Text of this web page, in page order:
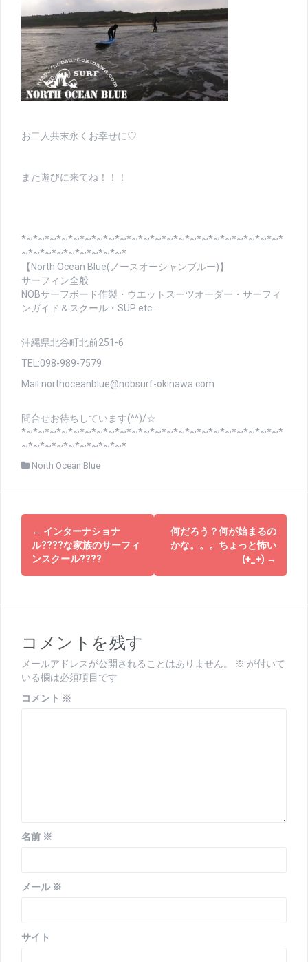
お二人共末永くお幸せに♡
また遊びに来てね！！！
*~*~*~*~*~*~*~*~*~*~*~*~*~*~*~*~*~*~*~*~*~*~*
~*~*~*~*~*~*~*~*~*
【North Ocean Blue(ノースオーシャンブルー)】
サーフィン全般
NOBサーフボード作製・ウエットスーツオーダー・サーフィ
ンガイド＆スクール・SUP etc…
沖縄県北谷町北前251-6
TEL:098-989-7579
Mail:northoceanblue@nobsurf-okinawa.com
問合せお待ちしています(^^)/☆
*~*~*~*~*~*~*~*~*~*~*~*~*~*~*~*~*~*~*~*~*~*~*
~*~*~*~*~*~*~*~*~*
North Ocean Blue
投
稿
ナ
ー
シ
ョ
← インターナショナ
ル????な家族のサーフィ
ンスクール????
何だろう？何が始まるの
かな。。。ちょっと怖い
(+_+) →
コメントを残す
メールアドレスが公開されることはありません。 ※ が付いて
いる欄は必須項目です
コメント ※
名前 ※
メール ※
サイト